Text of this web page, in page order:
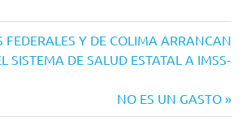
FEDERALES Y DE COLIMA ARRANCAN
SISTEMA DE SALUD ESTATAL A IMSS-
Siguiente
entrada:
NO ES UN GASTO